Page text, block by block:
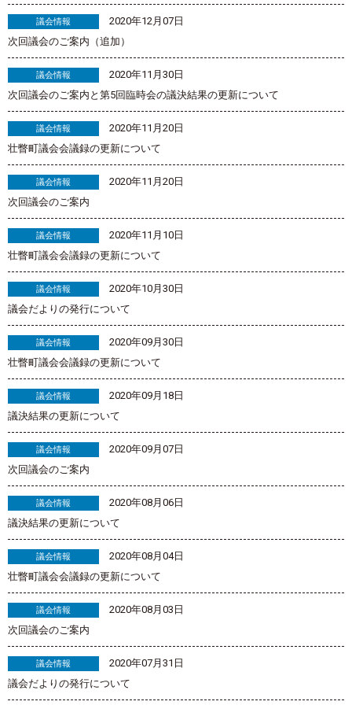
議会情報
2020年12月07日
次回議会のご案内（追加）
議会情報
2020年11月30日
次回議会のご案内と第5回臨時会の議決結果の更新について
議会情報
2020年11月20日
壮瞥町議会会議録の更新について
議会情報
2020年11月20日
次回議会のご案内
議会情報
2020年11月10日
壮瞥町議会会議録の更新について
議会情報
2020年10月30日
議会だよりの発行について
議会情報
2020年09月30日
壮瞥町議会会議録の更新について
議会情報
2020年09月18日
議決結果の更新について
議会情報
2020年09月07日
次回議会のご案内
議会情報
2020年08月06日
議決結果の更新について
議会情報
2020年08月04日
壮瞥町議会会議録の更新について
議会情報
2020年08月03日
次回議会のご案内
議会情報
2020年07月31日
議会だよりの発行について